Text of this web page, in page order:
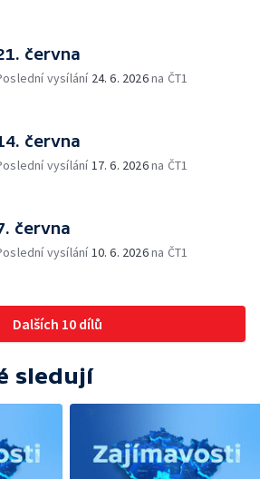
června
vysílání 24. 6. 2026na ČT1
června
vysílání17. 6. 2026na ČT1
června
vysílání10. 6. 2026na ČT1
Dalších 10 dílů
sledují